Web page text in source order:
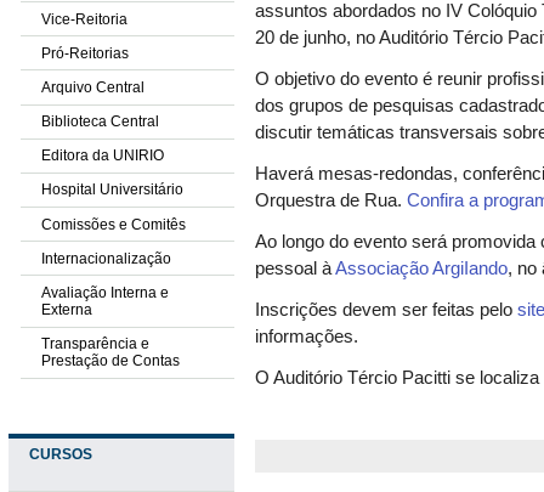
Vice-Reitoria
Pró-Reitorias
Arquivo Central
Biblioteca Central
Editora da UNIRIO
Hospital Universitário
Comissões e Comitês
Internacionalização
Avaliação Interna e
Externa
Transparência e
Prestação de Contas
CURSOS
assuntos abordados no IV
20 de junho, no Auditório Tércio
O objetivo do evento é reunir
dos grupos de pesquisas
discutir temáticas transversais
Haverá mesas-redondas,
Orquestra de Rua.Confira a
Ao longo do evento será
pessoal àAssociação ArgiIando, no
Inscrições devem ser feitas pelo
informações.
O Auditório Tércio Pacitti se